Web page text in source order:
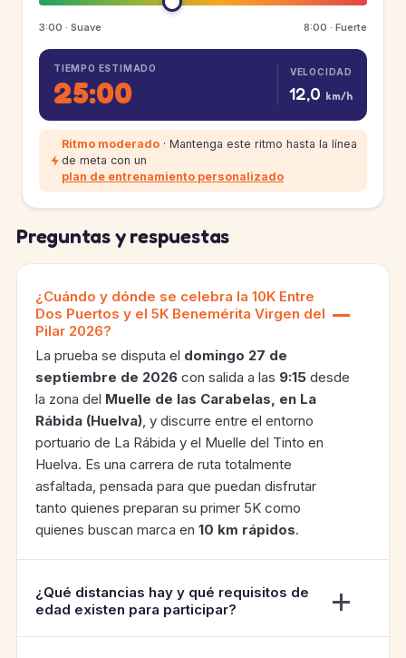
3:00 · Suave 8:00 · Fuerte
TIEMPO ESTIMADO
25:00
VELOCIDAD
12,0 km/h
Ritmo moderado · Mantenga este ritmo hasta la línea
de meta con un
plan de entrenamiento personalizado
Preguntas y respuestas
¿Cuándo y dónde se celebra la 10K Entre
Dos Puertos y el 5K Benemérita Virgen del
Pilar 2026?
La prueba se disputa el domingo 27 de
septiembre de 2026 con salida a las 9:15 desde
la zona del Muelle de las Carabelas, en La
Rábida (Huelva), y discurre entre el entorno
portuario de La Rábida y el Muelle del Tinto en
Huelva. Es una carrera de ruta totalmente
asfaltada, pensada para que puedan disfrutar
tanto quienes preparan su primer 5K como
quienes buscan marca en 10 km rápidos.
¿Qué distancias hay y qué requisitos de
edad existen para participar?